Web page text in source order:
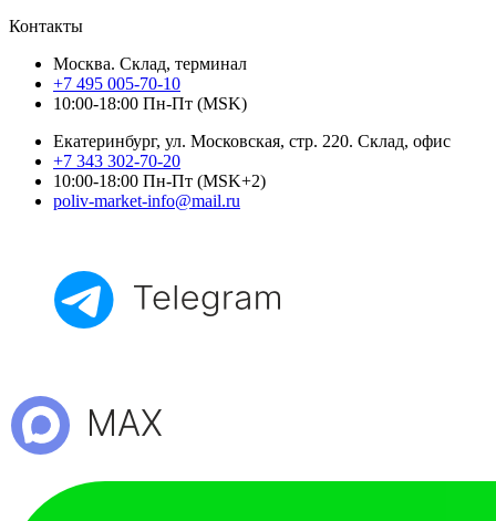
Контакты
Москва. Склад, терминал
+7 495 005-70-10
10:00-18:00 Пн-Пт (MSK)
Екатеринбург, ул. Московская, стр. 220. Склад, офис
+7 343 302-70-20
10:00-18:00 Пн-Пт (MSK+2)
poliv-market-info@mail.ru